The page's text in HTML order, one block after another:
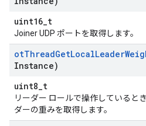
uint16_t
Joiner UDP ポートを取得します。
otThreadGetLocalLeader
Instance)
uint8_t
リーダー ロールで操作していると
ダーの重みを取得します。